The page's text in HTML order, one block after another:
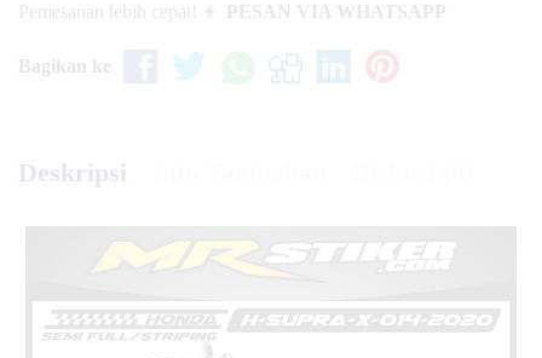
Pemesanan lebih cepat! PESAN VIA WHATSAPP
Bagikan ke
Deskripsi